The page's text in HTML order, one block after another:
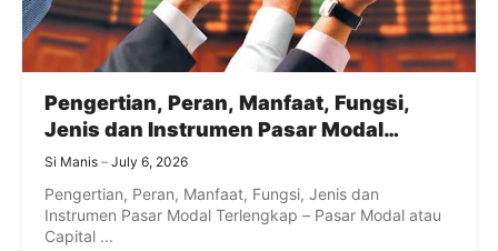
Pengertian, Peran, Manfaat, Fungsi,
Jenis dan Instrumen Pasar Modal
Terlengkap
Si Manis July 6, 2026
Pengertian, Peran, Manfaat, Fungsi, Jenis dan
Instrumen Pasar Modal Terlengkap – Pasar Modal atau
Capital ...